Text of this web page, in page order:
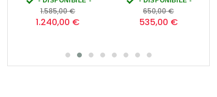
Prezzo
base
1.585,00 €Prezzo
1.240,00 €
Prezzo
base
650,00 €Prezzo
535,00 €